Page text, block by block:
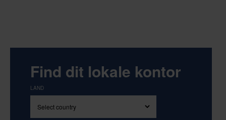
Find dit lokale kontor
LAND